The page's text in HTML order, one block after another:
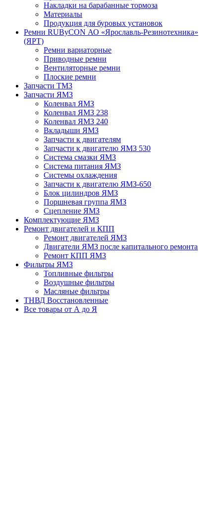
Накладки на барабанные тормоза
Материалы
Продукция для буровых установок
Ремни RUByCON АО «Ярославль-Резинотехника»
(ЯРТ)
Ремни вариаторные
Приводные ремни
Вентиляторные ремни
Плоские ремни
Запчасти ТМЗ
Запчасти ЯМЗ
Коленвал ЯМЗ
Коленвал ЯМЗ 238
Коленвал ЯМЗ 240
Вкладыши ЯМЗ
Запчасти к двигателям
Запчасти к двигателю ЯМЗ 530
Система смазки ЯМЗ
Система питания ЯМЗ
Системы охлаждения
Запчасти к двигателю ЯМЗ-650
Блок цилиндров ЯМЗ
Поршневая группа ЯМЗ
Сцепление ЯМЗ
Комплектующие ЯМЗ
Ремонт двигателей и КПП
Ремонт двигателей ЯМЗ
Двигатели ЯМЗ после капитального ремонта
Ремонт КПП ЯМЗ
Фильтры ЯМЗ
Топливные фильтры
Воздушные фильтры
Масляные фильтры
ТНВД Восстановленные
Все товары от А до Я